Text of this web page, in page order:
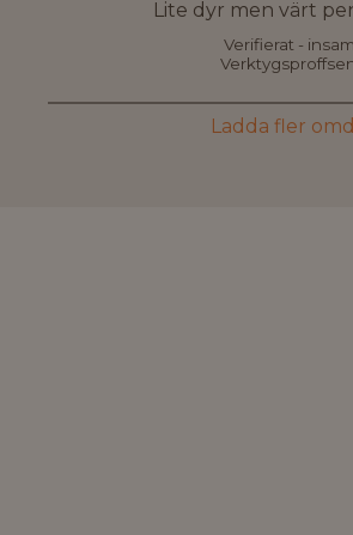
Lite dyr men värt
Verifierat -
Ladda fler